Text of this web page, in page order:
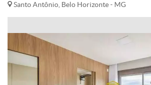
Santo Antônio, Belo Horizonte - MG